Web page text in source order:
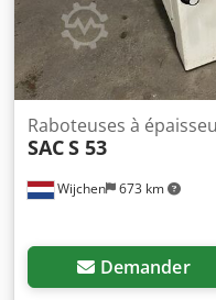
Wijchen 673 km
Raboteuses à
SACS 53
Demander